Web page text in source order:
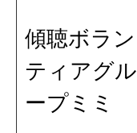
傾聴ボラン
ティアグル
ープミミ